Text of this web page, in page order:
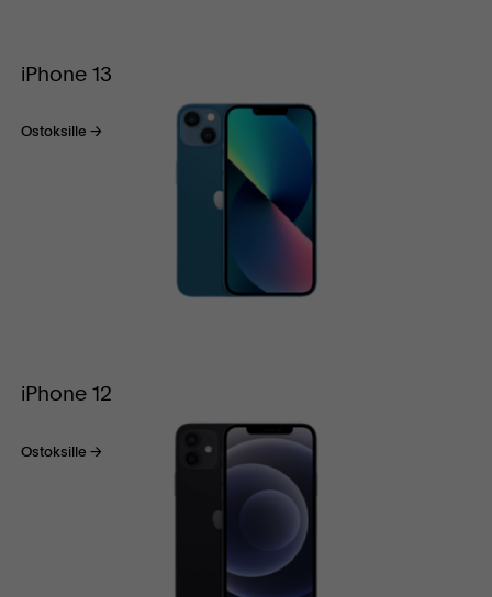
iPhone 13
Ostoksille
iPhone 12
Ostoksille